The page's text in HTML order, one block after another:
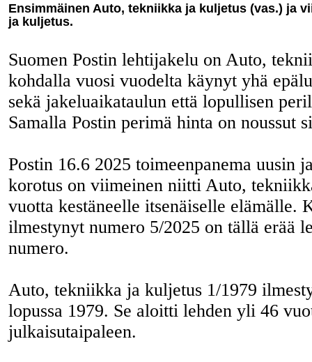
Ensimmäinen Auto, tekniikka ja kuljetus (vas.) ja
ja kuljetus.
Suomen Postin lehtijakelu on Auto,
kohdalla vuosi vuodelta käynyt yhä
sekä jakeluaikataulun että lopullisen
Samalla Postin perimä hinta on noussut
Postin 16.6 2025 toimeenpanema uusin
korotus on viimeinen niitti Auto,
vuotta kestäneelle itsenäiselle elämälle.
ilmestynyt numero 5/2025 on tällä erää
numero.
Auto, tekniikka ja kuljetus 1/1979
lopussa 1979. Se aloitti lehden yli 46
julkaisutaipaleen.